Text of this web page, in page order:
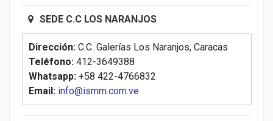
SEDE C.C LOS NARANJOS
Dirección: C.C. Galerías Los Naranjos, Caracas
Teléfono: 412-3649388
Whatsapp: +58 422-4766832
Email: info@ismm.com.ve